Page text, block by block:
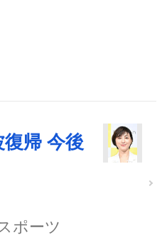
帰 今後
ポーツ